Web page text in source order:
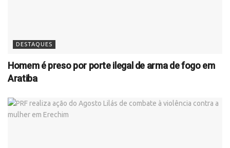
DESTAQUES
Homem é preso por porte ilegal de arma de fogo em
Aratiba